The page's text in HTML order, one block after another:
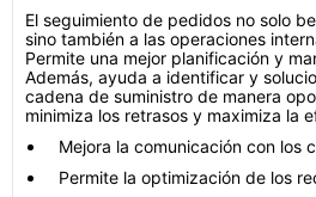
El seguimiento de pedidos no solo
sino también a las operaciones
Permite una mejor planificación y
Además, ayuda a identificar y
cadena de suministro de manera
minimiza los retrasos y maximiza la
Mejora la comunicación con los
Permite la optimización de los